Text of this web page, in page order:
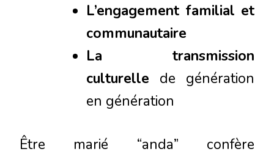
L’engagement familial et
communautaire
La transmission
culturelle de génération
en génération
Être marié “anda” confère